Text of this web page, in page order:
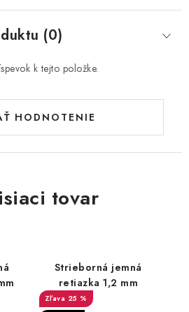
(0)
k tejto položke.
HODNOTENIE
tovar
Strieborná jemná
retiazka 1,2 mm
25 %